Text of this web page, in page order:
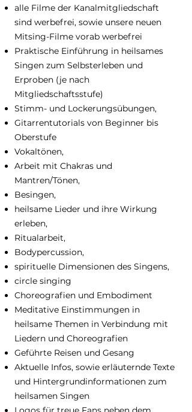
alle Filme der Kanalmitgliedschaft
sind werbefrei, sowie unsere neuen
Mitsing-Filme vorab werbefrei
Praktische Einführung in heilsames
Singen zum Selbsterleben und
Erproben (je nach
Mitgliedschaftsstufe)
Stimm- und Lockerungsübungen,
Gitarrentutorials von Beginner bis
Oberstufe
Vokaltönen,
Arbeit mit Chakras und
Mantren/Tönen,
Besingen,
heilsame Lieder und ihre Wirkung
erleben,
Ritualarbeit,
Bodypercussion,
spirituelle Dimensionen des Singens,
circle singing
Choreografien und Embodiment
Meditative Einstimmungen in
heilsame Themen in Verbindung mit
Liedern und Choreografien
Geführte Reisen und Gesang
Aktuelle Infos, sowie erläuternde Texte
und Hintergrundinformationen zum
heilsamen Singen